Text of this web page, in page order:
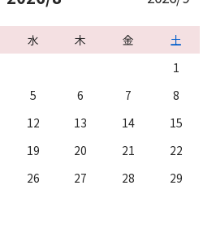
水 木 金
土
1
5 6 7
8
12 13 14
15
19 20 21
22
26 27 28
29